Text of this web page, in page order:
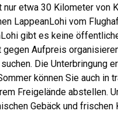
etwa 30 Kilometer von
LappeanLohi vom
gibt es keine
Aufpreis
Die Unterbringung
können Sie auch in
Freigelände abstellen.
Gebäck und